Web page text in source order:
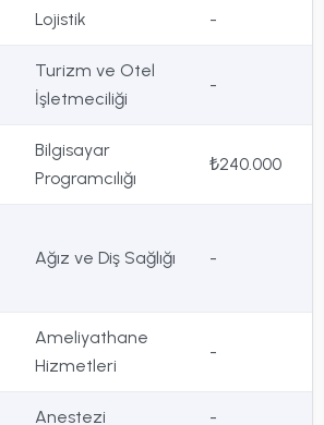
Lojistik -
Turizm ve Otel
İşletmeciliği
-
Bilgisayar
Programcılığı
₺240.000
Ağız ve Diş Sağlığı -
Ameliyathane
Hizmetleri
-
Anestezi -